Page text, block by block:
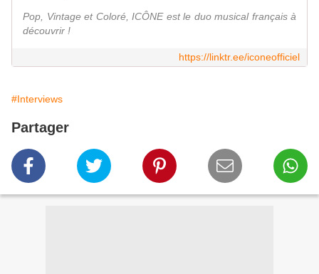
Pop, Vintage et Coloré, ICÔNE est le duo musical français à
découvrir !
https://linktr.ee/iconeofficiel
#Interviews
Partager